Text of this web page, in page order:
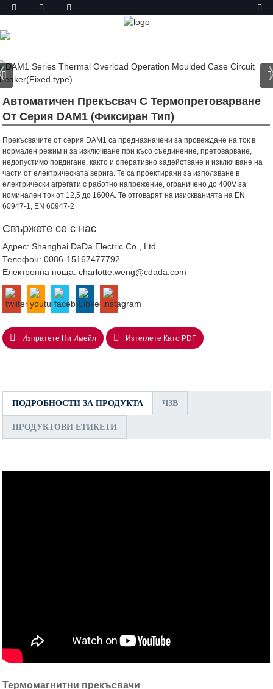
У ДОМА
ПРЕТОВАРВАНЕ ФИКСИРАН ТИП MCCB
Автоматичен Прекъсвач С Термопретоварване
От Серия DAM1 (фиксиран Тип)
Прекъсвачите от серия DAM1 са предназначени за провеждане на ток в
нормален режим и за изключване при късо съединение, претоварване,
недопустимо повдигане, както и оперативно задействане и изключване на
части от електрическата верига. Те са проектирани за използване в
електрически агрегати с работно напрежение, ограничено до 400V за
номинален ток от 12,5 до 1600A. Те отговарят на изискванията на EN
60947-1, EN 60947-2
Свържете се с нас
Адрес: Shanghai DaDa Electric Co., Ltd.
Телефон:0086-15167477792
Електронна поща:charlotte.weng@cdada.com
Изпратете Ни Имейл Изтеглете Като PDF
ПОДРОБНОСТИ ЗА ПРОДУКТА ЧЗВ
ПРОДУКТОВИ ЕТИКЕТИ
Термомагнитни прекъсвачи